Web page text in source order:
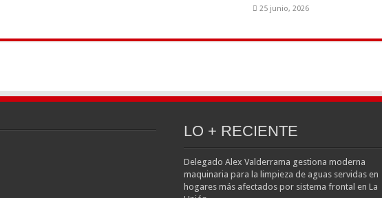
25 junio, 2026
LO + RECIENTE
Delegado Alex Valderrama gestiona moderna
maquinaria para la limpieza de aguas servidas en
hogares más afectados por sistema frontal en La